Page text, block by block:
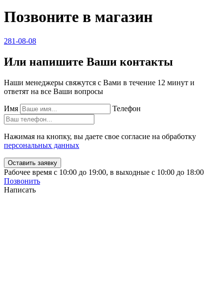
Позвоните в магазин
281-08-08
Или напишите Ваши контакты
Наши менеджеры свяжутся с Вами в течение 12 минут и
ответят на все Ваши вопросы
Имя Телефон
Нажимая на кнопку, вы даете свое согласие на обработку
персональных данных
Рабочее время с 10:00 до 19:00, в выходные с 10:00 до 18:00
Позвонить
Написать